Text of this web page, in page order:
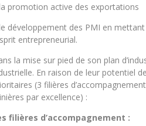
promotion active des exportations
développement des PMI en
entrepreneurial.
la mise sur pied de son plan
En raison de leur potentiel
(3 filières
par excellence) :
filières d’accompagnement :